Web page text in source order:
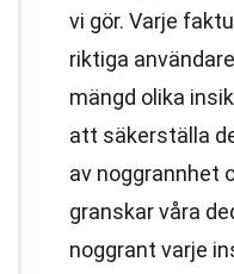
vi gör. Varje
riktiga
mängd olika
att säkerställa
av noggrannhet
granskar våra
noggrant varje